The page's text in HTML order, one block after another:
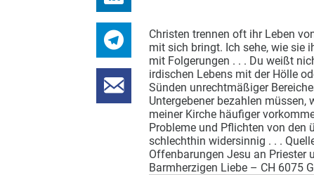
Christen trennen oft ihr Leben
mit sich bringt. Ich sehe, wie sie
mit Folgerungen . . . Du weißt
irdischen Lebens mit der Hölle
Sünden unrechtmäßiger
Untergebener bezahlen müssen,
meiner Kirche häufiger
Probleme und Pflichten von den
schlechthin widersinnig . . .
Offenbarungen Jesu an Priester
Barmherzigen Liebe – CH 6075